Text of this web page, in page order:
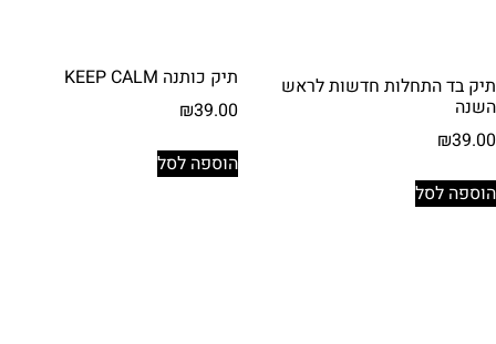
תיק בד התחלות חדשות לראש
השנה
₪39.00
הוספה לסל
תיק כותנה KEEP CALM
₪39.00
הוספה לסל